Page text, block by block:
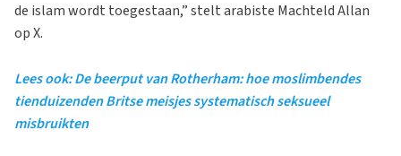
de islam wordt toegestaan,” stelt arabiste Machteld Allan
op X.
Lees ook: De beerput van Rotherham: hoe moslimbendes
tienduizenden Britse meisjes systematisch seksueel
misbruikten